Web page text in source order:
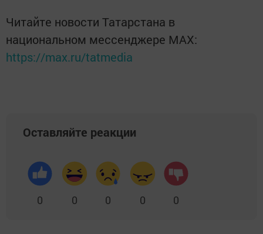
Читайте новости Татарстана в
национальном мессенджере MАХ:
https://max.ru/tatmedia
Оставляйте реакции
0 0 0 0 0